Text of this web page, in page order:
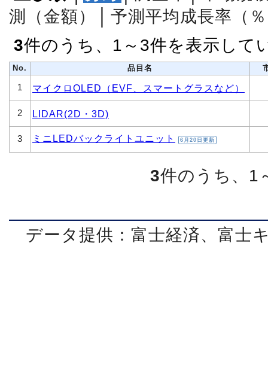
測（金額）
予測平均成長率（
3件のうち、1～3件を表示して
No. 品目名
1 マイクロOLED（EVF、スマートグラスなど）
2 LIDAR(2D・3D)
3 ミニLEDバックライトユニット 6月20日更新
3件のうち、1
データ提供：富士経済、富士